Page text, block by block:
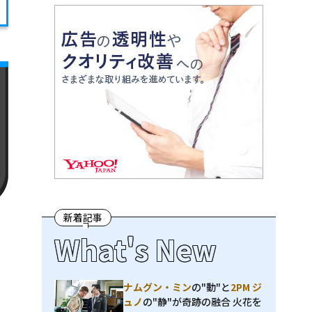
新着記事
What's New
ナムグン・ミンの"動"と2PM ジ
ュノの"静"が奇跡の融合 火花を